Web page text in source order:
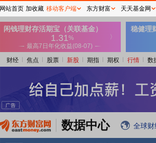
财经 焦点 股票 新股 期指 期权 行情 数
数据中心 全球
网站首页 加收藏 移动客户端 东方财富 天天基金网